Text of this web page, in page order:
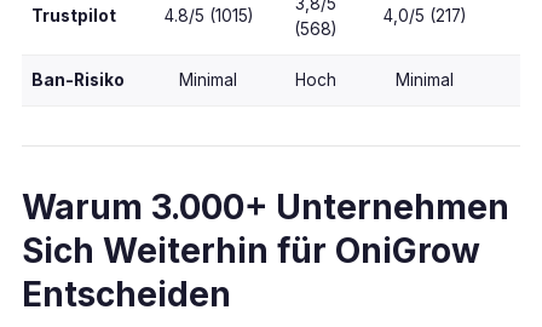
Trustpilot 4.8/5 (1015)
(568)
4,0/5 (217)
Ban-Risiko Minimal Hoch Minimal
Warum 3.000+ Unternehmen
Sich Weiterhin für OniGrow
Entscheiden